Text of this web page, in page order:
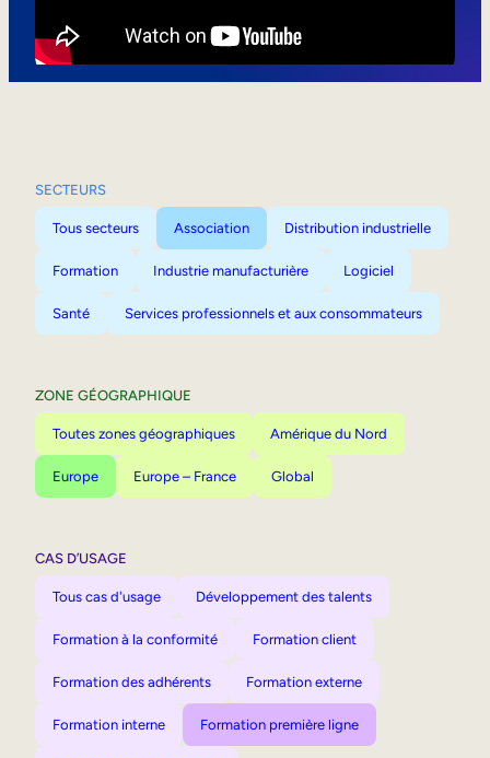
SECTEURS
Tous secteurs Association Distribution industrielle
Formation Industrie manufacturière Logiciel
Santé Services professionnels et aux consommateurs
ZONE GÉOGRAPHIQUE
Toutes zones géographiques Amérique du Nord
Europe Europe – France Global
CAS D’USAGE
Tous cas d'usage Développement des talents
Formation à la conformité Formation client
Formation des adhérents Formation externe
Formation interne Formation première ligne